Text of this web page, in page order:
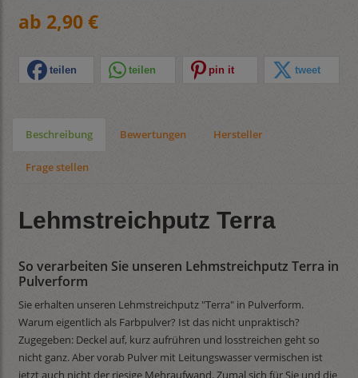
ab 2,90 €
teilen teilen pin it tweet
Beschreibung Bewertungen Hersteller
Frage stellen
Lehmstreichputz Terra
So verarbeiten Sie unseren Lehmstreichputz Terra in
Pulverform
Sie erhalten unseren Lehmstreichputz "Terra" in Pulverform.
Warum eigentlich als Farbpulver? Ist das nicht unpraktisch?
Zugegeben: Deckel auf, kurz aufrühren und losstreichen geht so
nicht ganz. Aber vorab Pulver mit Leitungswasser vermischen ist
jetzt auch nicht der riesige Mehraufwand. Zumal sich für Sie und die